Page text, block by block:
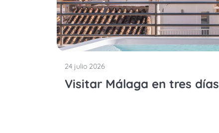
24 julio 2026
Visitar Málaga en tres días